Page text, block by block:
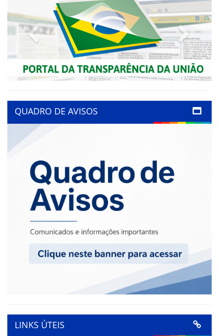
Previous Next
QUADRO DE AVISOS
LINKS ÚTEIS